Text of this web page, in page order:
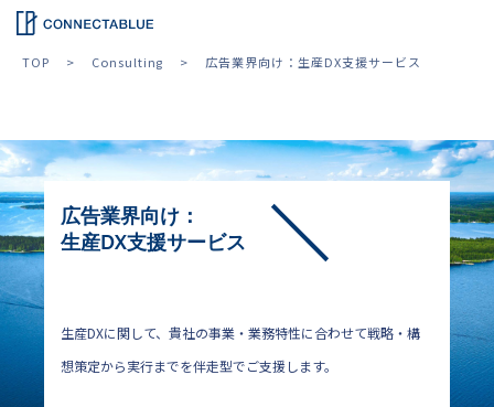
TOP Consulting 広告業界向け：生産DX支援サービス
広告業界向け：
生産DX支援サービス
生産DXに関して、貴社の事業・業務特性に合わせて戦略・構
想策定から実行までを伴走型でご支援します。